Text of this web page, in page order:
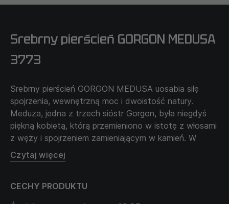
Srebrny pierścień GORGON MEDUSA
3773
Srebrny pierścień GORGON MEDUSA uosabia siłę
spojrzenia, wewnętrzną moc i dwoistość natury.
Meduza, jedna z trzech sióstr Gorgon, była niegdyś
piękną kobietą, którą przemieniono w istotę z włosami
z węży i spojrzeniem zamieniającym w kamień. W
mitologii symbolizuje siłę kobiecej natury, karę za
pychę, a zarazem ochronę przed złem.
niebezpieczeństwem, delikatnością a niszczycielską
siłą. Srebrny pierścień GORGON MEDUSA przypomina,
Czytaj więcej
CECHY PRODUKTU